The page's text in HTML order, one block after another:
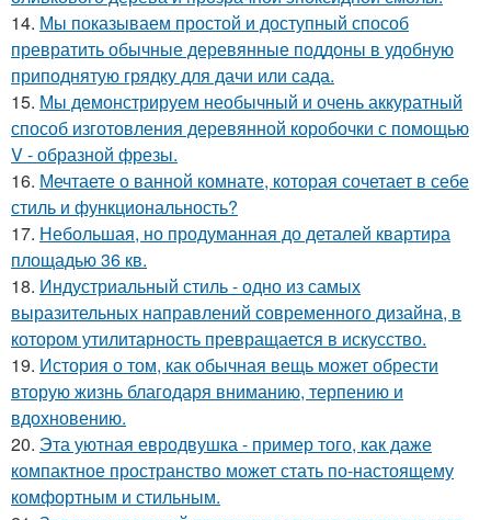
14. Мы показываем простой и доступный способ
превратить обычные деревянные поддоны в удобную
приподнятую грядку для дачи или сада.
15. Мы демонстрируем необычный и очень аккуратный
способ изготовления деревянной коробочки с помощью
V - образной фрезы.
16. Мечтаете о ванной комнате, которая сочетает в себе
стиль и функциональность?
17. Небольшая, но продуманная до деталей квартира
площадью 36 кв.
18. Индустриальный стиль - одно из самых
выразительных направлений современного дизайна, в
котором утилитарность превращается в искусство.
19. История о том, как обычная вещь может обрести
вторую жизнь благодаря вниманию, терпению и
вдохновению.
20. Эта уютная евродвушка - пример того, как даже
компактное пространство может стать по-настоящему
комфортным и стильным.